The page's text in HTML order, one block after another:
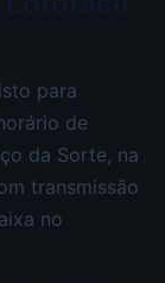
para
de
da Sorte, na
transmissão
no